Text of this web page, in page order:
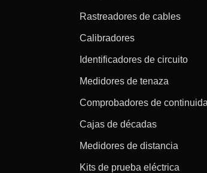
Rastreadores de cables
Calibradores
Identificadores de circuito
Medidores de tenaza
Comprobadores de
Cajas de décadas
Medidores de distancia
Kits de prueba eléctrica